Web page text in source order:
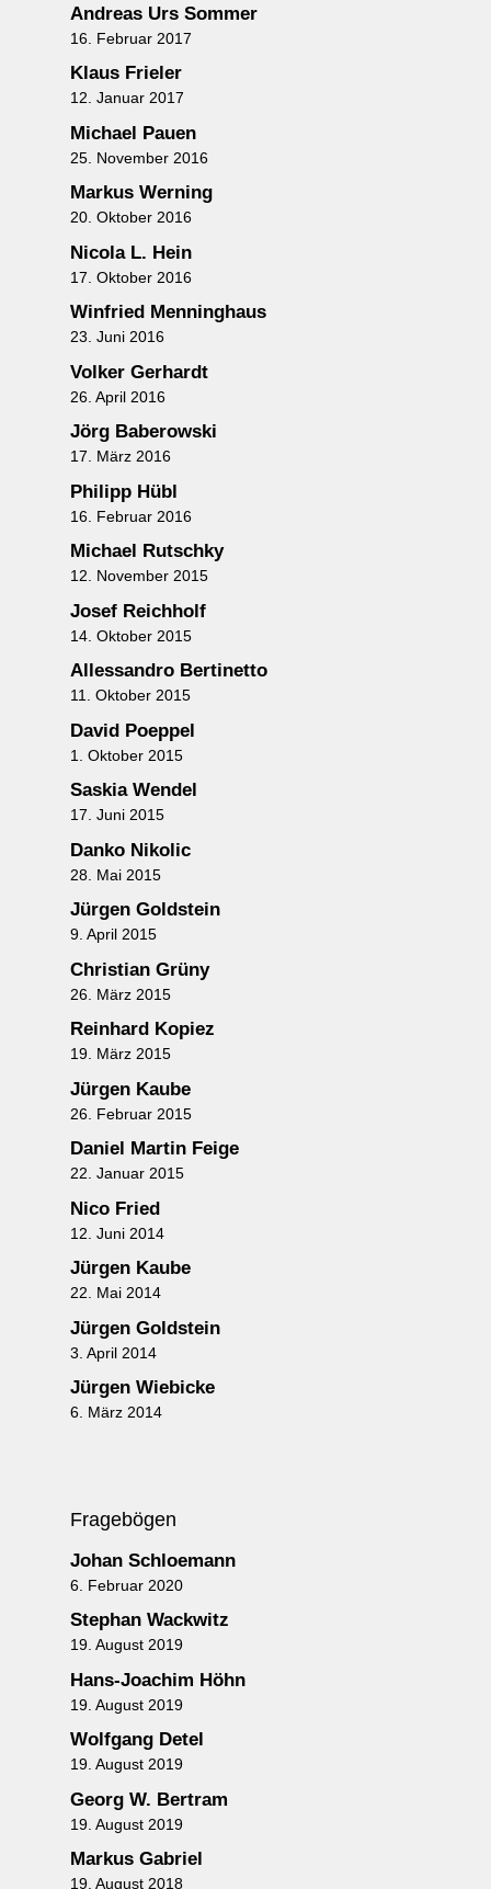
Andreas Urs Sommer
16. Februar 2017
Klaus Frieler
12. Januar 2017
Michael Pauen
25. November 2016
Markus Werning
20. Oktober 2016
Nicola L. Hein
17. Oktober 2016
Winfried Menninghaus
23. Juni 2016
Volker Gerhardt
26. April 2016
Jörg Baberowski
17. März 2016
Philipp Hübl
16. Februar 2016
Michael Rutschky
12. November 2015
Josef Reichholf
14. Oktober 2015
Allessandro Bertinetto
11. Oktober 2015
David Poeppel
1. Oktober 2015
Saskia Wendel
17. Juni 2015
Danko Nikolic
28. Mai 2015
Jürgen Goldstein
9. April 2015
Christian Grüny
26. März 2015
Reinhard Kopiez
19. März 2015
Jürgen Kaube
26. Februar 2015
Daniel Martin Feige
22. Januar 2015
Nico Fried
12. Juni 2014
Jürgen Kaube
22. Mai 2014
Jürgen Goldstein
3. April 2014
Jürgen Wiebicke
6. März 2014
Fragebögen
Johan Schloemann
6. Februar 2020
Stephan Wackwitz
19. August 2019
Hans-Joachim Höhn
19. August 2019
Wolfgang Detel
19. August 2019
Georg W. Bertram
19. August 2019
Markus Gabriel
19. August 2018